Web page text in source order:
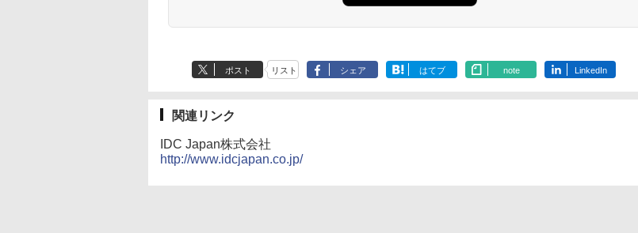
ポスト リスト シェア はてブ note LinkedIn
関連リンク
IDC Japan株式会社
http://www.idcjapan.co.jp/